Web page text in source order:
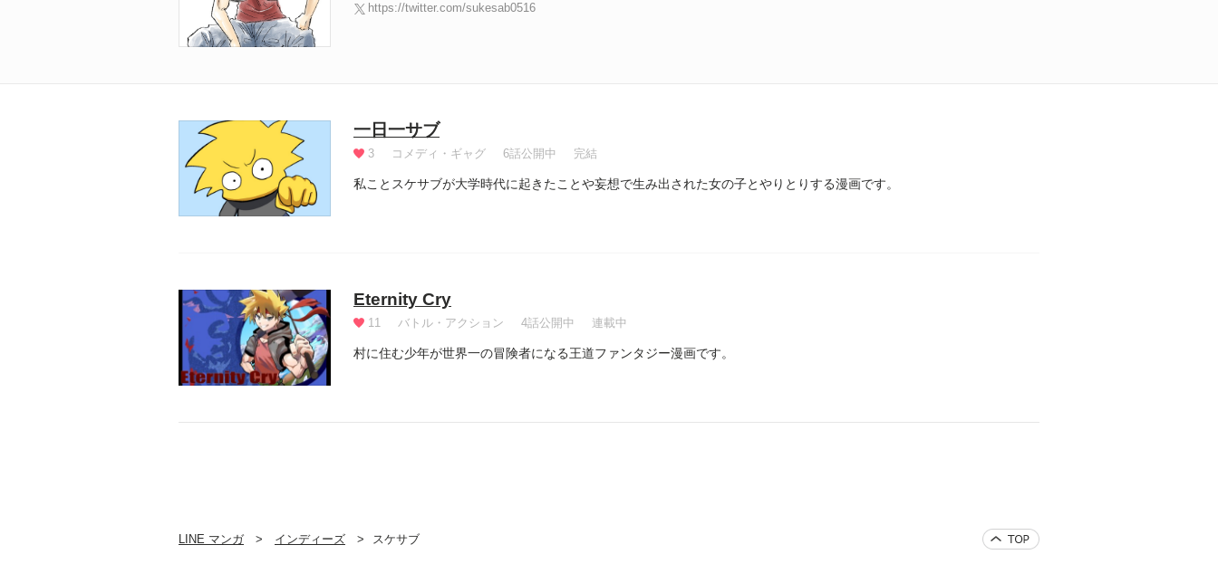
https://twitter.com/sukesab0516
一日一サブ
3 コメディ・ギャグ 6話公開中 完結
私ことスケサブが大学時代に起きたことや妄想で生み出された女の子とやりとりする漫画です。
Eternity Cry
11 バトル・アクション 4話公開中 連載中
村に住む少年が世界一の冒険者になる王道ファンタジー漫画です。
LINE マンガ インディーズ スケサブ